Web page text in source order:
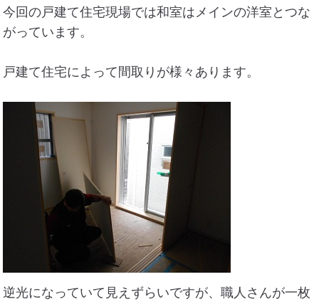
今回の戸建て住宅現場では和室はメインの洋室とつな
がっています。
戸建て住宅によって間取りが様々あります。
逆光になっていて見えずらいですが、職人さんが一枚